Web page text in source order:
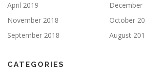
April 2019
December
November 2018
October
September 2018
August
CATEGORIES